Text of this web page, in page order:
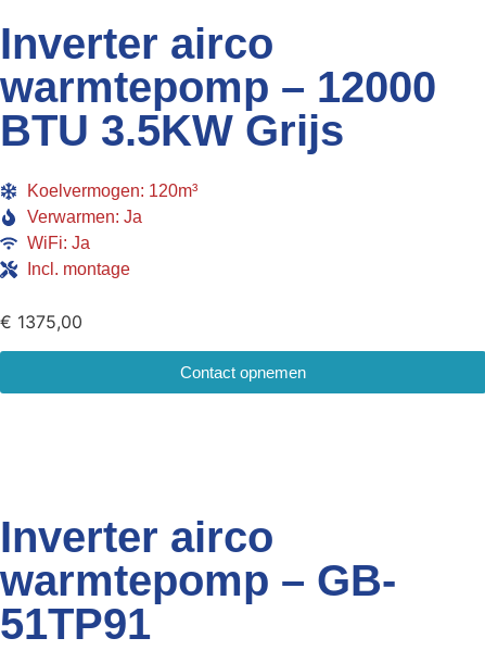
Inverter airco
warmtepomp – 12000
BTU 3.5KW Grijs
Koelvermogen: 120m³
Verwarmen: Ja
WiFi: Ja
Incl. montage
€ 1375,00
Contact opnemen
Inverter airco
warmtepomp – GB-
51TP91